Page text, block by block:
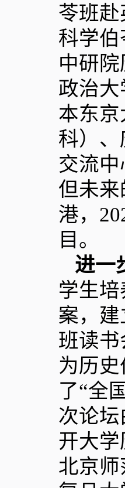
苓班
科学
中研
政治
本东
科）
交流中
但未
港，
目。
进一
学生
案，
班读
为历
了“全
次论
开大
北京